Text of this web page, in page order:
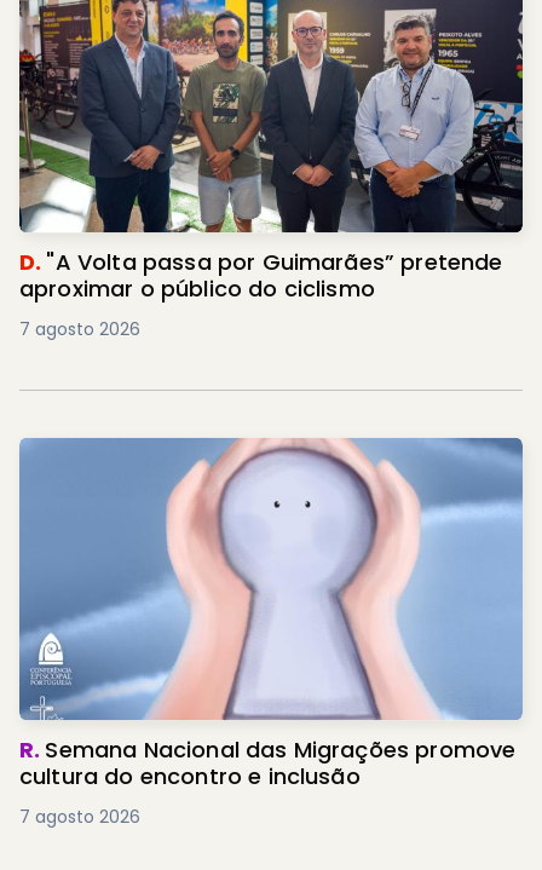
D. "A Volta passa por Guimarães” pretende
aproximar o público do ciclismo
7 agosto 2026
R. Semana Nacional das Migrações promove
cultura do encontro e inclusão
7 agosto 2026